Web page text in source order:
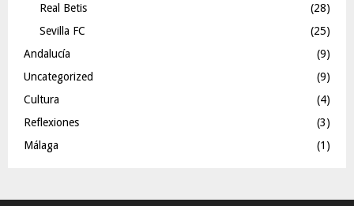
Real Betis
(28)
Sevilla FC
(25)
Andalucía
(9)
Uncategorized
(9)
Cultura
(4)
Reflexiones
(3)
Málaga
(1)